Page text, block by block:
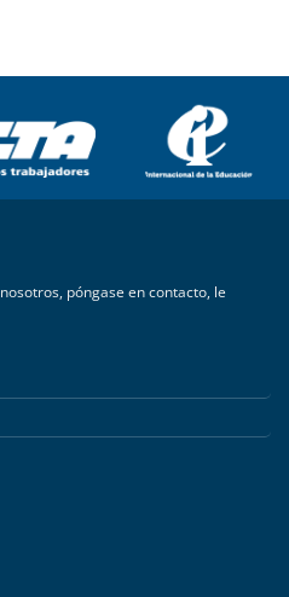
póngase en contacto, le